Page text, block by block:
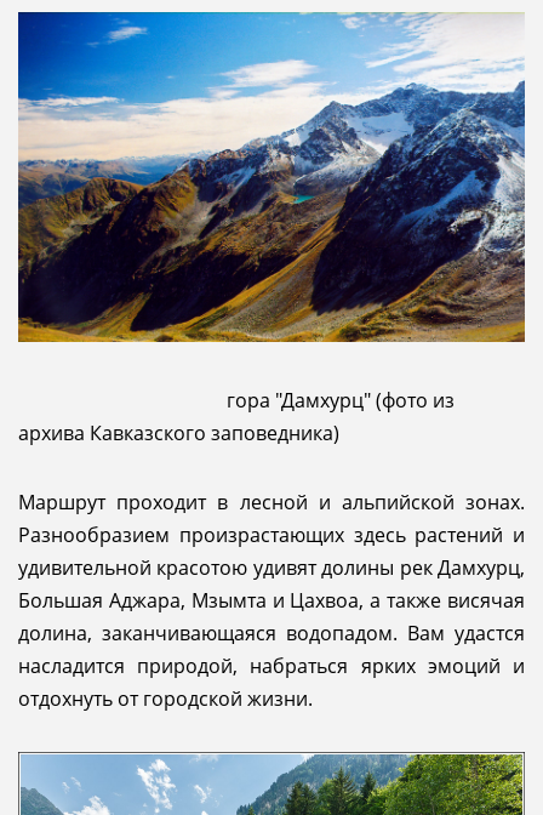
гора "Дамхурц" (фото из
архива Кавказского заповедника)
Маршрут проходит в лесной и альпийской зонах.
Разнообразием произрастающих здесь растений и
удивительной красотою удивят долины рек Дамхурц,
Большая Аджара, Мзымта и Цахвоа, а также висячая
долина, заканчивающаяся водопадом. Вам удастся
насладится природой, набраться ярких эмоций и
отдохнуть от городской жизни.